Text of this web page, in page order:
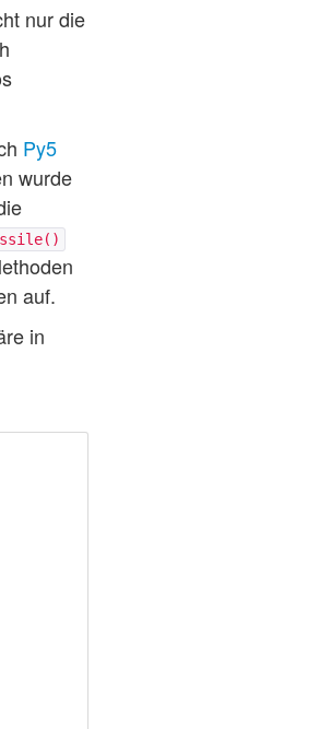
nur die
Py5
wurde
auf.
in